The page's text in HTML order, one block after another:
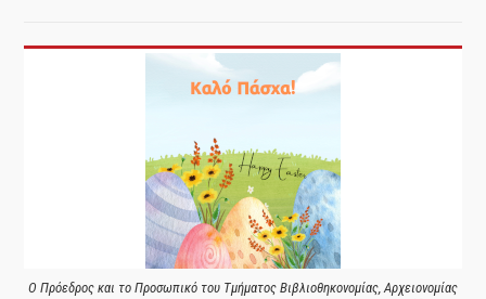
Ο Πρόεδρος και το Προσωπικό του Τμήματος Βιβλιοθηκονομίας, Αρχειονομίας